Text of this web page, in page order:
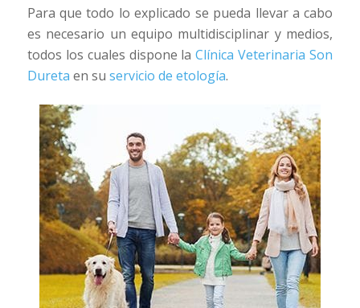
Para que todo lo explicado se pueda llevar a cabo
es necesario un equipo multidisciplinar y medios,
todos los cuales dispone laClínica Veterinaria Son
Dureta en su servicio de etología.